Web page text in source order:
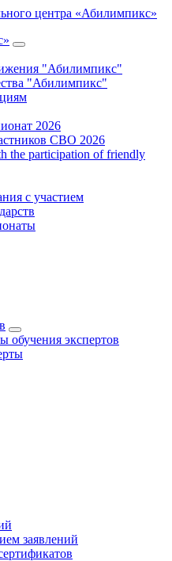
"Абилимпикс"
"Абилимпикс"
2026
СВО 2026
the participation of friendly
с участием
обучения экспертов
заявлений